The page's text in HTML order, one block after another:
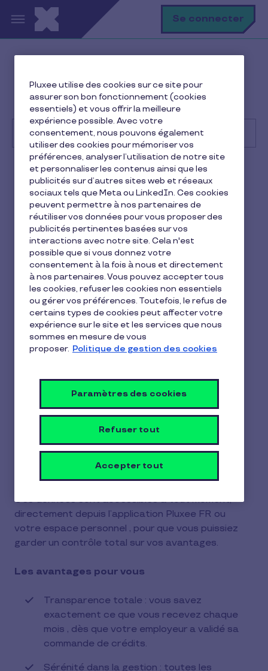
Aller au contenu principal Se connecter
Utilisation de la carte et des avantages
La Carte Pluxee Restaurant est-elle rechargeable ?
Recherche
Consommateur Pluxee Restaurant
La Carte Pluxee Restaurant
est-elle rechargeable ?
2 min de lecture 11 février 2026
lecture
Bien sûr 😊 ! Votre Carte Pluxee Restaurant est
rechargée chaque mois selon le nombre de jours
travaillés le mois précédent, vous permettant de
recevoir jusqu'à un titre-restaurant par jour
travaillé.
Le nombre de titres crédités chaque
mois.
La valeur unitaire des titres.
Le montant total rechargé.
Ces données sont accessibles à tout moment,
directement depuis l’application Pluxee FR ou
votre espace personnel , pour que vous puissiez
garder un contrôle total sur vos avantages.
Les avantages pour vous
Transparence totale : vous savez
exactement ce que vous recevez chaque
mois , dès que votre employeur a validé sa
commande de crédits.
Sérénité dans la gestion : toutes les
Pluxee utilise des cookies sur ce site pour
assurer son bon fonctionnement (cookies
essentiels) et vous offrir la meilleure
expérience possible. Avec votre
consentement, nous pouvons également
utiliser des cookies pour mémoriser vos
préférences, analyser l’utilisation de notre site
et personnaliser les contenus ainsi que les
publicités sur d’autres sites web et réseaux
sociaux tels que Meta ou LinkedIn. Ces cookies
peuvent permettre à nos partenaires de
réutiliser vos données pour vous proposer des
publicités pertinentes basées sur vos
interactions avec notre site. Cela n'est
possible que si vous donnez votre
consentement à la fois à nous et directement
à nos partenaires. Vous pouvez accepter tous
les cookies, refuser les cookies non essentiels
ou gérer vos préférences. Toutefois, le refus de
certains types de cookies peut affecter votre
expérience sur le site et les services que nous
sommes en mesure de vous
proposer. Politique de gestion des cookies
Paramètres des cookies
Refuser tout
Accepter tout